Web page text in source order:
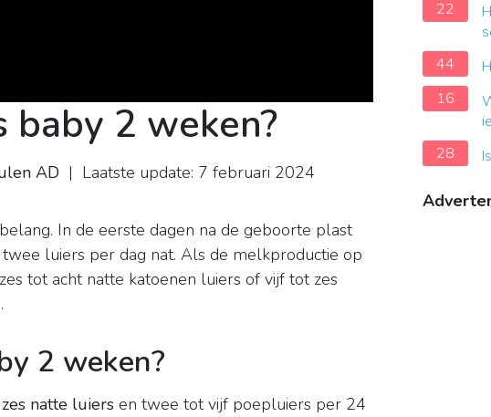
baby 2 weken?
AD | Laatste update: 7 februari 2024
In de eerste dagen na de geboorte plast
luiers per dag nat. Als de melkproductie op
zes tot acht natte katoenen luiers of vijf tot zes
2 weken?
natte luiers en twee tot vijf poepluiers per 24
22
44
16
28